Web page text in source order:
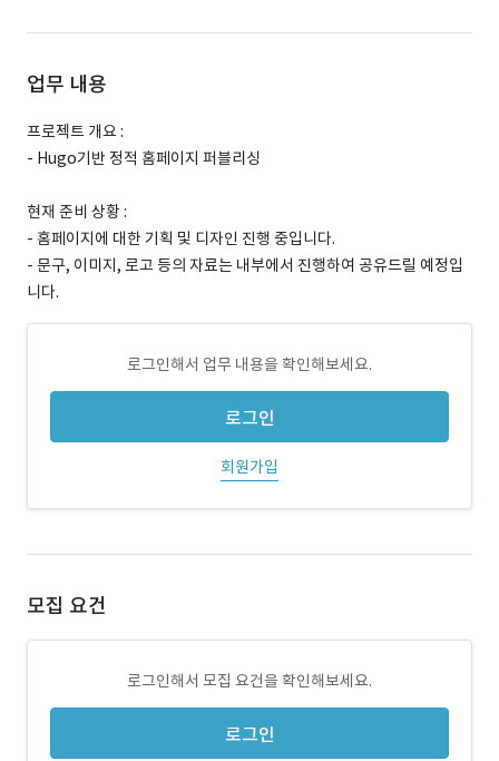
업무 내용
프로젝트 개요 :
- Hugo기반 정적 홈페이지 퍼블리싱
현재 준비 상황 :
- 홈페이지에 대한 기획 및 디자인 진행 중입니다.
- 문구, 이미지, 로고 등의 자료는 내부에서 진행하여 공유드릴 예정입
니다.
로그인해서 업무 내용을 확인해보세요.
로그인
회원가입
모집 요건
로그인해서 모집 요건을 확인해보세요.
로그인